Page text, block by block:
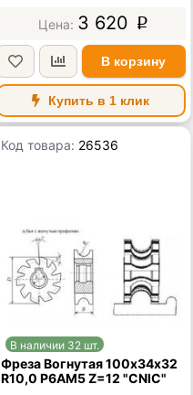
3 620 p
В корзину
Купить в 1 клик
Код товара: 26536
В наличии 32 шт.
Фреза Вогнутая 100х34х32
R10,0 Р6АМ5 Z=12 "CNIC"